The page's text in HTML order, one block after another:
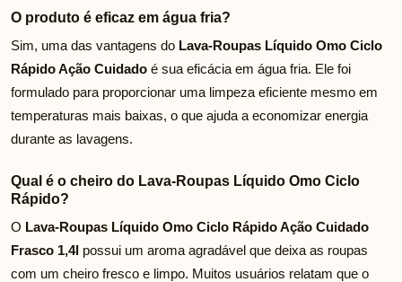
O produto é eficaz em água fria?
Sim, uma das vantagens do Lava-Roupas Líquido Omo Ciclo
Rápido Ação Cuidado é sua eficácia em água fria. Ele foi
formulado para proporcionar uma limpeza eficiente mesmo em
temperaturas mais baixas, o que ajuda a economizar energia
durante as lavagens.
Qual é o cheiro do Lava-Roupas Líquido Omo Ciclo
Rápido?
O Lava-Roupas Líquido Omo Ciclo Rápido Ação Cuidado
Frasco 1,4l possui um aroma agradável que deixa as roupas
com um cheiro fresco e limpo. Muitos usuários relatam que o